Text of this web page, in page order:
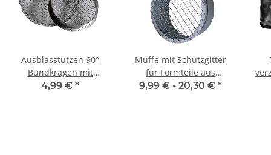
Ausblasstutzen 90°
Bundkragen mit
Schutzgitter, aus
4,99 € *
Muffe mit Schutzgitter
für Formteile aus
verzinktem Stahlblech, Ø
9,99 € - 20,30 € *